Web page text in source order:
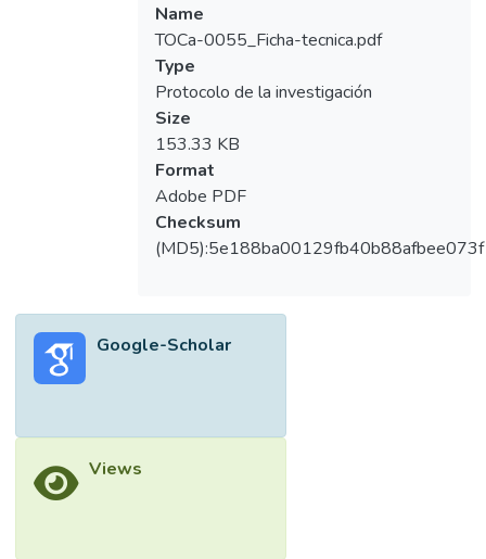
Name
TOCa-0055_Ficha-tecnica.pdf
Type
Protocolo de la investigación
Size
153.33 KB
Format
Adobe PDF
Checksum
Google-Scholar
Views